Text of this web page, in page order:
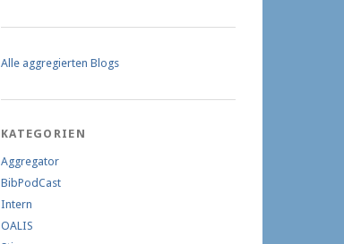
Alle aggregierten Blogs
KATEGORIEN
Aggregator
BibPodCast
Intern
OALIS